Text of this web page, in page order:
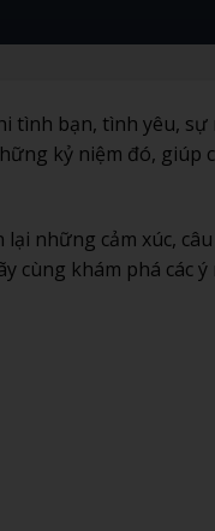
tình bạn, tình yêu, sự
kỷ niệm đó, giúp
những cảm xúc, câu
cùng khám phá các ý